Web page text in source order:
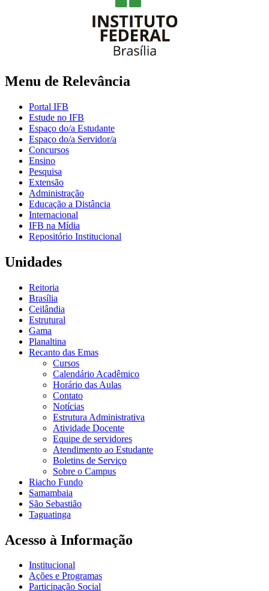
Menu de Relevância
Portal IFB
Estude no IFB
Espaço do/a Estudante
Espaço do/a Servidor/a
Concursos
Ensino
Pesquisa
Extensão
Administração
Educação a Distância
Internacional
IFB na Mídia
Repositório Institucional
Unidades
Reitoria
Brasília
Ceilândia
Estrutural
Gama
Planaltina
Recanto das Emas
Cursos
Calendário Acadêmico
Horário das Aulas
Contato
Notícias
Estrutura Administrativa
Atividade Docente
Equipe de servidores
Atendimento ao Estudante
Boletins de Serviço
Sobre o Campus
Riacho Fundo
Samambaia
São Sebastião
Taguatinga
Acesso à Informação
Institucional
Ações e Programas
Participação Social